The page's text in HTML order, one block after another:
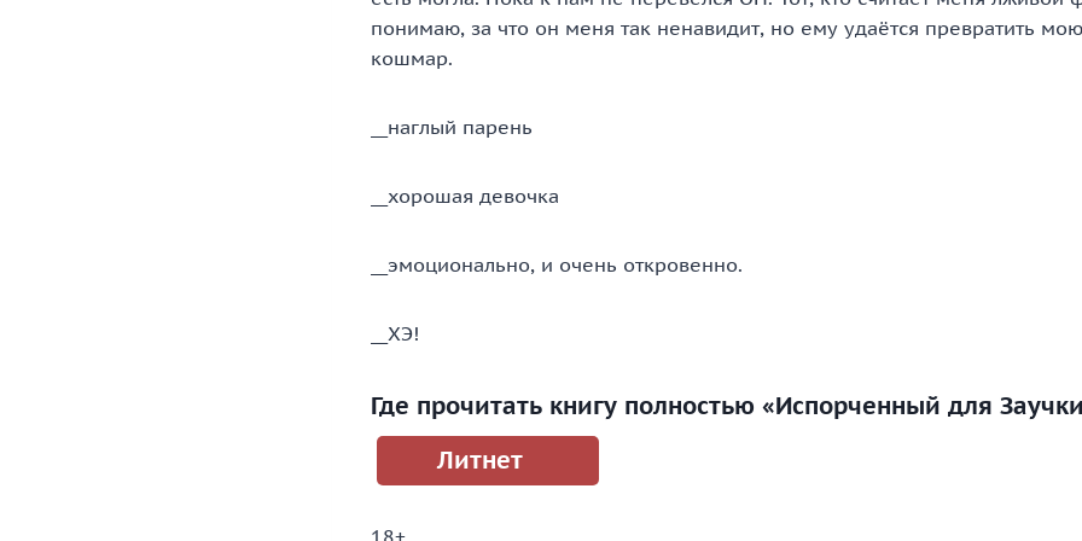
понимаю, за что он меня так ненавидит, но ему удаётся превратить
кошмар.
__наглый парень
__хорошая девочка
__эмоционально, и очень откровенно.
__ХЭ!
Где прочитать книгу полностью «Испорченный для
Литнет